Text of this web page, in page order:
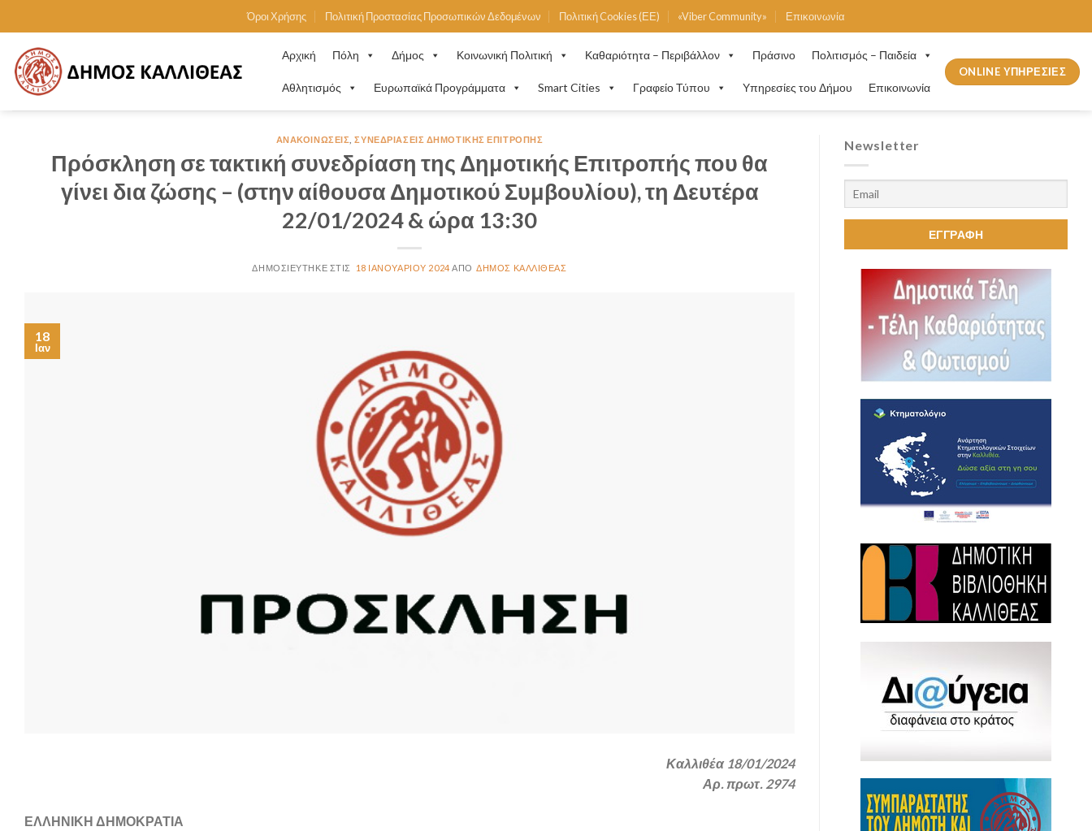
to
content
Όροι Χρήσης Πολιτική Προστασίας Προσωπικών Δεδομένων Πολιτική Cookies (ΕΕ) «Viber Community» Επικοινωνία
Αρχική Πόλη Δήμος Κοινωνική Πολιτική Καθαριότητα – Περιβάλλον Πράσινο Πολιτισμός – Παιδεία
Αθλητισμός Ευρωπαϊκά Προγράμματα Smart Cities Γραφείο Τύπου Υπηρεσίες του Δήμου Επικοινωνία
ONLINE ΥΠΗΡΕΣΙΕΣ
ΑΝΑΚΟΙΝΏΣΕΙΣ ,ΣΥΝΕΔΡΙΆΣΕΙΣ ΔΗΜΟΤΙΚΉΣ ΕΠΙΤΡΟΠΉΣ
Πρόσκληση σε τακτική συνεδρίαση της Δημοτικής Επιτροπής που θα
γίνει δια ζώσης – (στην αίθουσα Δημοτικού Συμβουλίου), τη Δευτέρα
22/01/2024 & ώρα 13:30
18 ΙΑΝΟΥΑΡΊΟΥ 2024 ΔΉΜΟΣ ΚΑΛΛΙΘΈΑΣ
18
Ιαν
Καλλιθέα 18/01/2024
Αρ. πρωτ. 2974
ΕΛΛΗΝΙΚΗ ΔΗΜΟΚΡΑΤΙΑ
Newsletter